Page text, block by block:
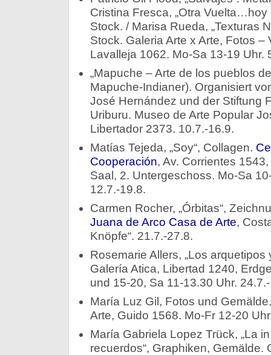
Cristina Fresca, „Otra Vuelta…hoy
Stock. / Marisa Rueda, „Texturas
Stock. Galeria Arte x Arte, Fotos –
Lavalleja 1062. Mo-Sa 13-19 Uhr.
„Mapuche – Arte de los pueblos
Mapuche-Indianer). Organisiert
José Hernández und der Stiftung
Uriburu. Museo de Arte Popular
Libertador 2373. 10.7.-16.9.
Matías Tejeda, „Soy“, Collagen.
Cooperación, Av. Corrientes
Saal, 2. Untergeschoss. Mo-Sa
12.7.-19.8.
Carmen Rocher, „Órbitas“,
Juana de Arco Casa de Arte,
Knöpfe“. 21.7.-27.8.
Rosemarie Allers, „Los arquetipos
Galería Atica, Libertad 1240,
und 15-20, Sa 11-13.30 Uhr.
María Luz Gil, Fotos und
Arte, Guido 1568. Mo-Fr 12-20
María Gabriela Lopez Trück, „La
recuerdos“, Graphiken, Gemälde.